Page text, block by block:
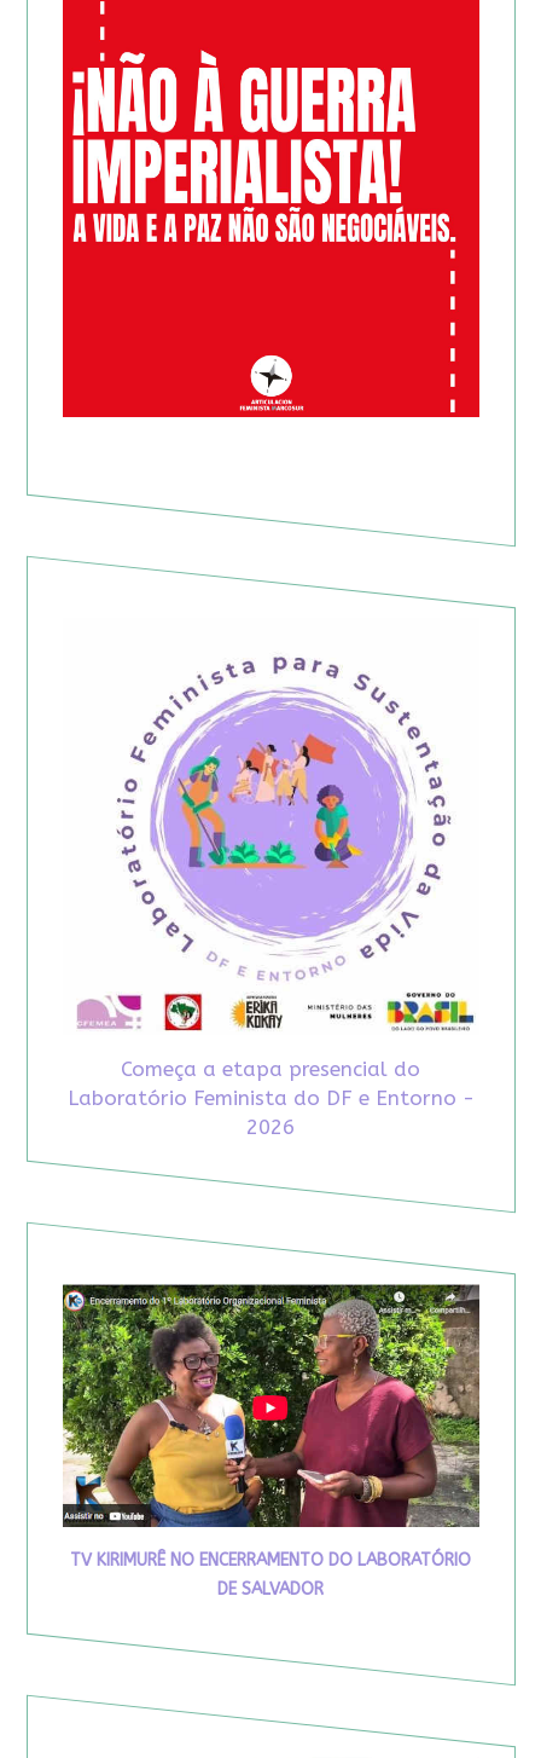
Começa a etapa presencial do
Laboratório Feminista do DF e Entorno -
2026
TV KIRIMURÊ NO ENCERRAMENTO DO LABORATÓRIO
DE SALVADOR